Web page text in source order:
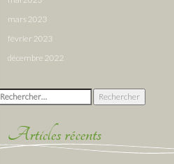
mars 2023
février 2023
décembre 2022
Rechercher :
Articles récents